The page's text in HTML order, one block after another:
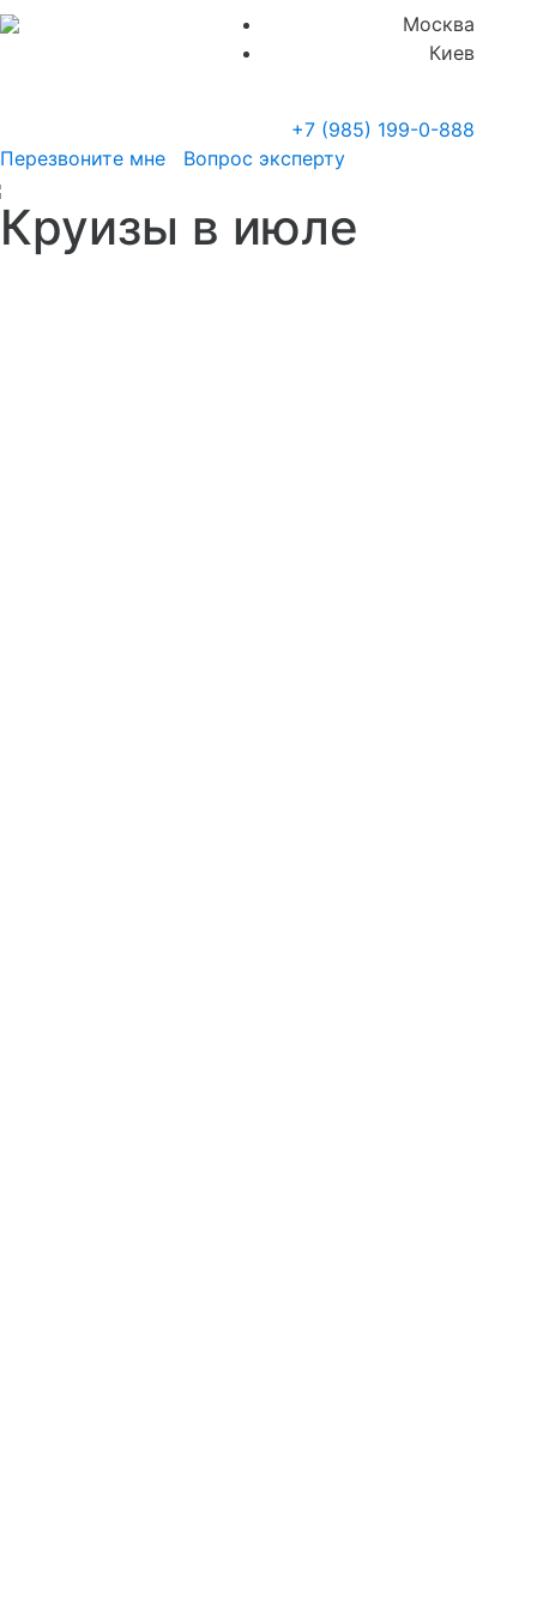
Москва
Киев
+7 (985) 199-0-888
Перезвоните мне
Вопрос эксперту
Круизы в июле